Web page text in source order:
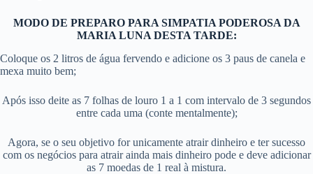
MODO DE PREPARO PARA SIMPATIA PODEROSA DA
MARIA LUNA DESTA TARDE:
Coloque os 2 litros de água fervendo e adicione os 3 paus de canela e
mexa muito bem;
Após isso deite as 7 folhas de louro 1 a 1 com intervalo de 3 segundos
entre cada uma (conte mentalmente);
Agora, se o seu objetivo for unicamente atrair dinheiro e ter sucesso
com os negócios para atrair ainda mais dinheiro pode e deve adicionar
as 7 moedas de 1 real à mistura.